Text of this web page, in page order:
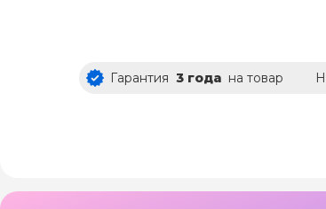
Гарантия 3 года на товар